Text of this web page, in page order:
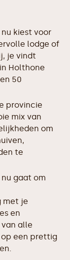
kiest voor
lodge of
je vindt
Holthone
50
provincie
mix van
om
te
gaat om
met je
en
alle
op een prettig